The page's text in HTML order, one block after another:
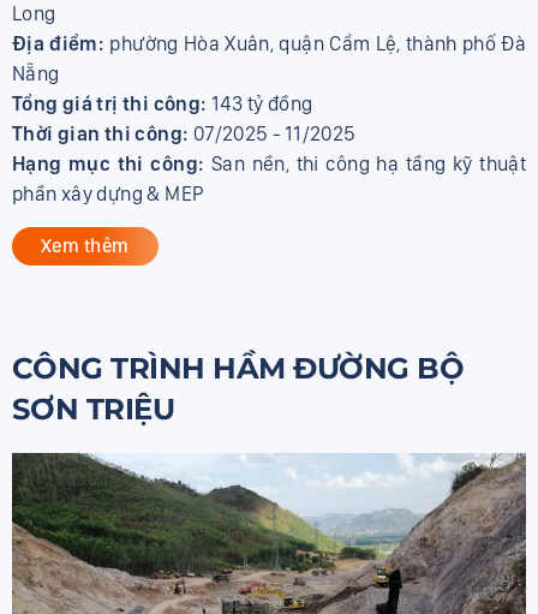
Long
Địa điểm: phường Hòa Xuân, quận Cẩm Lệ, thành phố Đà
Nẵng
Tổng giá trị thi công: 143 tỷ đồng
Thời gian thi công: 07/2025 - 11/2025
Hạng mục thi công: San nền, thi công hạ tầng kỹ thuật
phần xây dựng & MEP
Xem thêm
CÔNG TRÌNH HẦM ĐƯỜNG BỘ
SƠN TRIỆU